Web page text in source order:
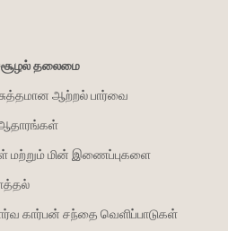
தலைமை
ஆற்றல் பார்வை
மற்றும் மின் இணைப்புகளை
கார்பன் சந்தை வெளிப்பாடுகள்